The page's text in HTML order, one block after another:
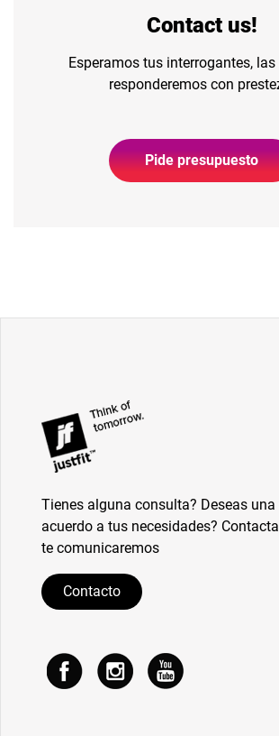
Contact us!
Esperamos tus interrogantes,
responderemos con
Pide presupuesto
Tienes alguna consulta? Deseas
acuerdo a tus necesidades?
te comunicaremos
Contacto